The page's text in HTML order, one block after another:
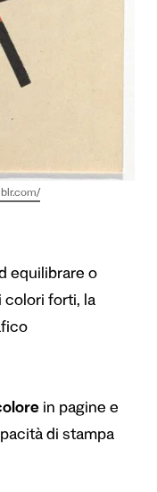
equilibrare o
colori forti, la
in pagine e
di stampa